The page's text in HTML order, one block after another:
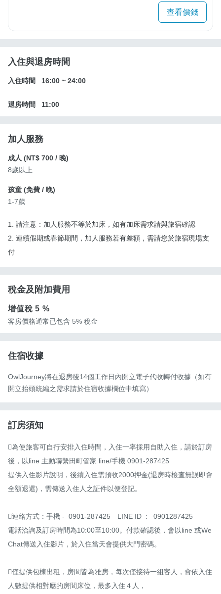
查看價錢
入住與退房時間
入住時間 16:00 ~ 24:00
退房時間 11:00
加人服務
成人 (NT$ 700 / 晚)
8歲以上
孩童 (免費 / 晚)
1-7歲
1. 請注意：加人服務不等於加床，如有加床需求請與旅宿確認
2. 連續假期或春節期間，加人服務若有差額，需請您於旅宿現場支
付
稅金及附加費用
增值稅5 %
客房價格通常已包含 5% 稅金
住宿收據
OwlJourney將在退房後14個工作日內開立電子代收轉付收據（如有
開立抬頭統編之需求請於住宿收據欄位中填寫）
訂房須知
為使旅客可自行安排入住時間，入住一率採用自助入住，請於訂房
後，以line 主動聯繫田町管家 line/手機 0901-287425
提供入住影片說明，後續入住需預收2000押金(退房時檢查無誤即會
全額退還)，需傳送入住人之証件以便登記。
連絡方式：手機 -  0901-287425　LINE ID  :   0901287425
電話洽詢及訂房時間為10:00至10:00。付款確認後，會以line 或We
Chat傳送入住影片，於入住當天會提供大門密碼。
僅提供包棟出租，房間皆為雅房，每次僅接待一組客人，會依入住
人數提供相對應的房間床位，最多入住４人，